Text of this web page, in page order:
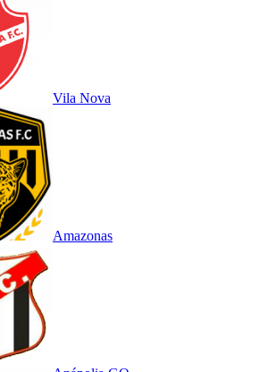
Vila Nova
Amazonas